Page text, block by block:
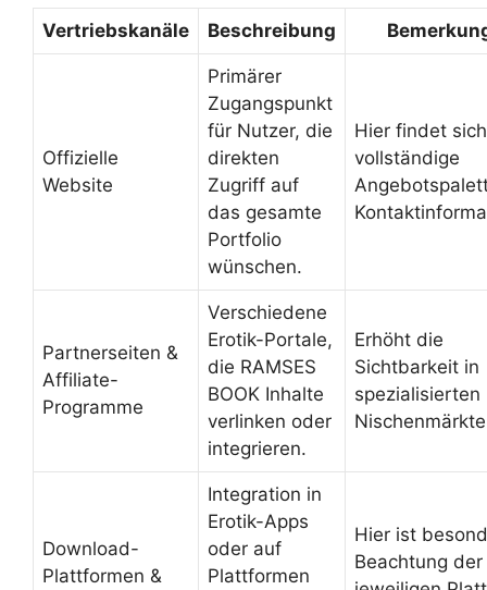
Vertriebskanäle Beschreibung
Offizielle
Website
Primärer
Zugangspunkt
für Nutzer, die
direkten
Zugriff auf
das gesamte
Portfolio
wünschen.
Hier findet
vollständige
Partnerseiten &
Affiliate-
Programme
Verschiedene
Erotik-Portale,
die RAMSES
BOOK Inhalte
verlinken oder
integrieren.
Erhöht die
Sichtbarkeit in
spezialisierten
Download-
Plattformen &
Integration in
Erotik-Apps
oder auf
Plattformen
Hier ist
Beachtung der